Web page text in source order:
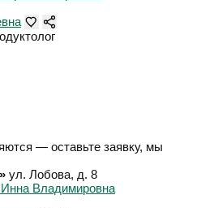
— оставьте заявку, мы
ул. Лобова, д. 8